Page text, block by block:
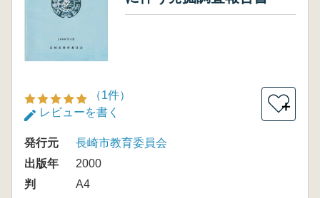
（1件）
レビューを書く
＋
発行元
長崎市教育委員会
出版年
2000
判
A4